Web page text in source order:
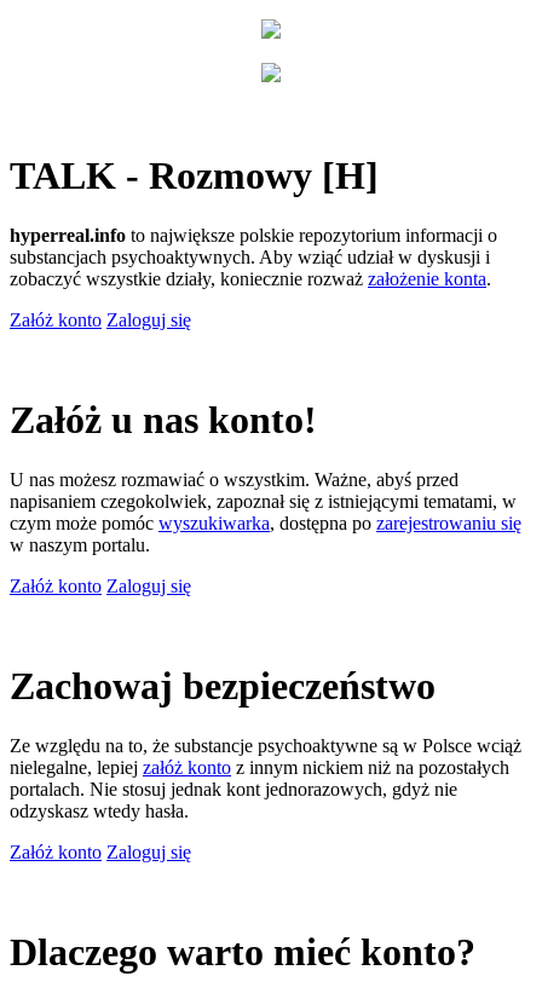
TALK - Rozmowy [H]
hyperreal.info to największe polskie repozytorium informacji o
substancjach psychoaktywnych. Aby wziąć udział w dyskusji i
zobaczyć wszystkie działy, koniecznie rozważ założenie konta.
Załóż konto Zaloguj się
Załóż u nas konto!
U nas możesz rozmawiać o wszystkim. Ważne, abyś przed
napisaniem czegokolwiek, zapoznał się z istniejącymi tematami, w
czym może pomóc wyszukiwarka, dostępna po zarejestrowaniu się
w naszym portalu.
Załóż konto Zaloguj się
Zachowaj bezpieczeństwo
Ze względu na to, że substancje psychoaktywne są w Polsce wciąż
nielegalne, lepiej załóż konto z innym nickiem niż na pozostałych
portalach. Nie stosuj jednak kont jednorazowych, gdyż nie
odzyskasz wtedy hasła.
Załóż konto Zaloguj się
Dlaczego warto mieć konto?